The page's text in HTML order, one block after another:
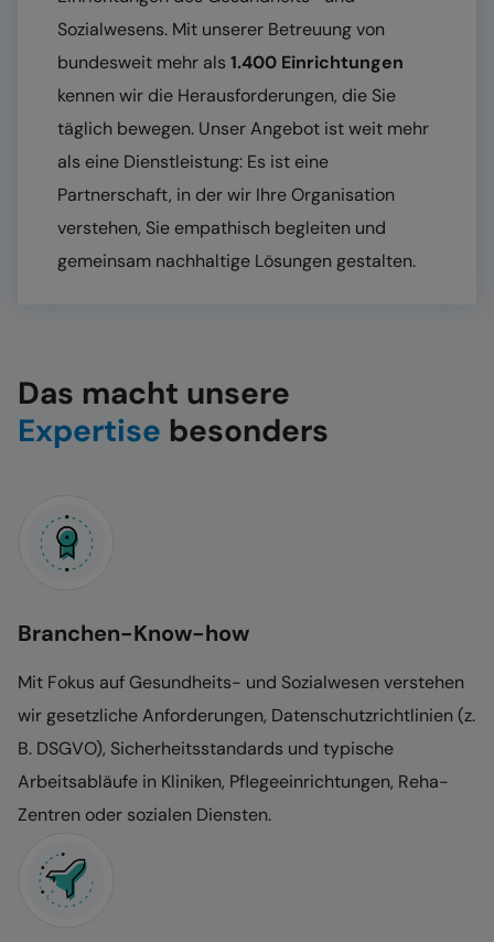
Sozialwesens. Mit unserer Betreuung von
bundesweit mehr als 1.400 Einrichtungen
kennen wir die Herausforderungen, die Sie
täglich bewegen. Unser Angebot ist weit mehr
als eine Dienstleistung: Es ist eine
Partnerschaft, in der wir Ihre Organisation
verstehen, Sie empathisch begleiten und
gemeinsam nachhaltige Lösungen gestalten.
Das macht unsere
Expertise besonders
Branchen-Know-how
Mit Fokus auf Gesundheits- und Sozialwesen verstehen
wir gesetzliche Anforderungen, Datenschutzrichtlinien (z.
B. DSGVO), Sicherheitsstandards und typische
Arbeitsabläufe in Kliniken, Pflegeeinrichtungen, Reha-
Zentren oder sozialen Diensten.